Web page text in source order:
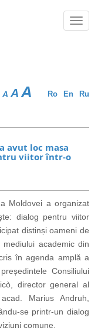
Ro En Ru
A A A
avut loc masa
viitor într-o
Moldovei a organizat
dialog pentru viitor
distinși oameni de
academic din
în agenda amplă a
Consiliului
director general al
Marius Andruh,
se printr-un dialog
comune.